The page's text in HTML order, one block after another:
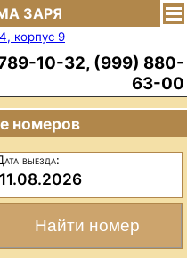
ЗАРЯ
корпус 9
10-32, (999) 880-
63-00
номеров
выезда:
11.08.2026